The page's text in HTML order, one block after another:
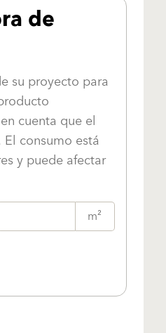
de
su proyecto para
cuenta que el
consumo está
y puede afectar
m²